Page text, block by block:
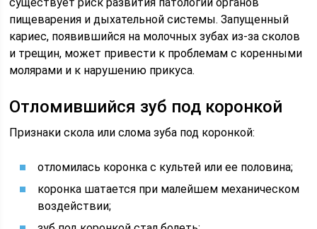
пищеварения и дыхательной системы. Запущенный
кариес, появившийся на молочных зубах из-за сколов
и трещин, может привести к проблемам с коренными
молярами и к нарушению прикуса.
Отломившийся зуб под коронкой
Признаки скола или слома зуба под коронкой:
отломилась коронка с культей или ее половина;
коронка шатается при малейшем механическом
воздействии;